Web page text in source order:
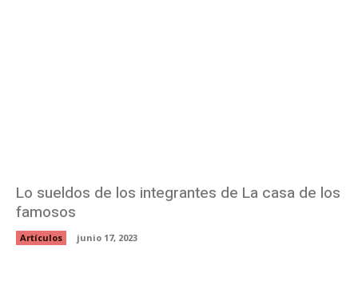
Lo sueldos de los integrantes de La casa de los
famosos
Artículos junio 17, 2023